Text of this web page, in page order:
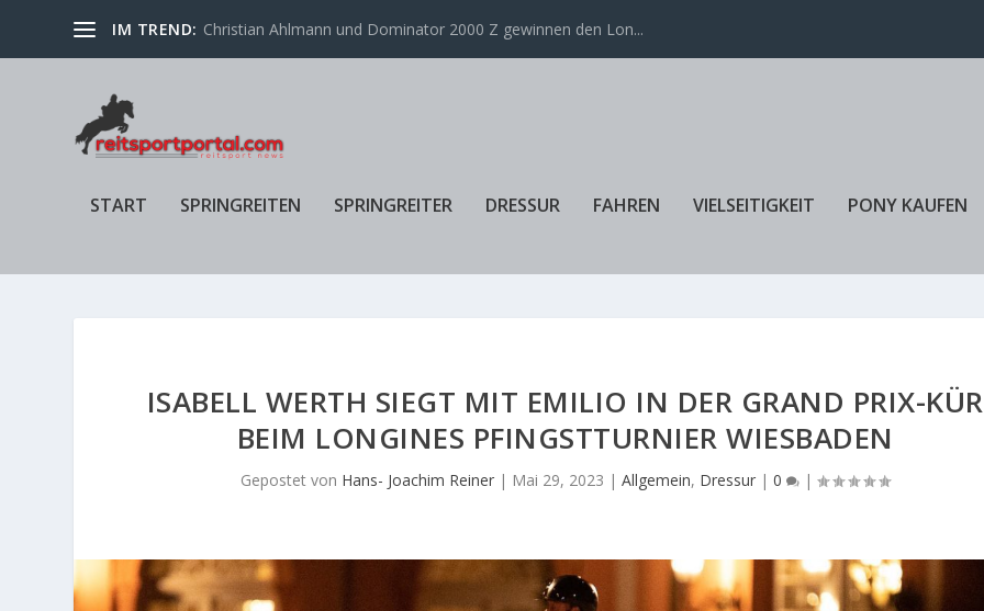
IM TREND: Christian Ahlmann und Dominator 2000 Z gewinnen den Lon...
START SPRINGREITEN SPRINGREITER DRESSUR FAHREN VIELSEITIGKEIT PONY KAUFEN
ISABELL WERTH SIEGT MIT EMILIO IN DER GRAND PRIX-KÜR
BEIM LONGINES PFINGSTTURNIER WIESBADEN
Gepostet von Hans- Joachim Reiner | Mai 29, 2023 |Allgemein, Dressur |0 |